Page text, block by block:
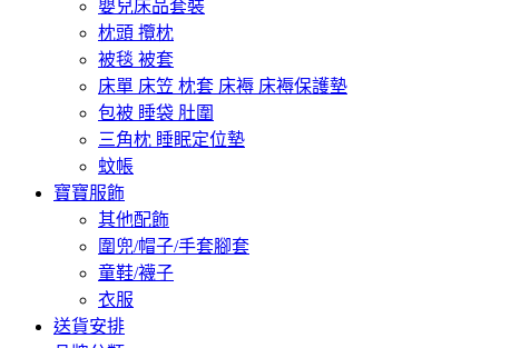
嬰兒床品套裝
枕頭 攬枕
被毯 被套
床單 床笠 枕套 床褥 床褥保護墊
包被 睡袋 肚圍
三角枕 睡眠定位墊
蚊帳
寶寶服飾
其他配飾
圍兜/帽子/手套腳套
童鞋/襪子
衣服
送貨安排